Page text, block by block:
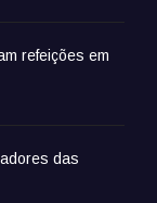
refeições em
das